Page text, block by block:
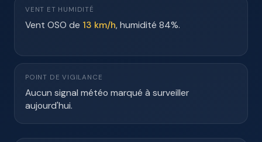
VENT ET HUMIDITÉ
Vent OSO de 13 km/h, humidité 84%.
POINT DE VIGILANCE
Aucun signal météo marqué à surveiller
aujourd'hui.